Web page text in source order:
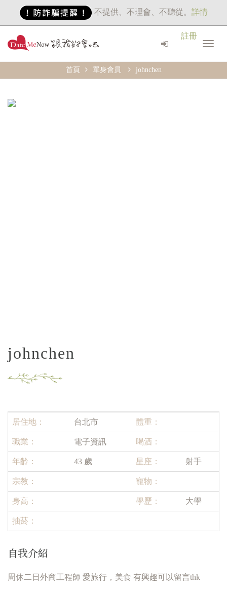
不提供、不理會、不聽從。 詳情
註冊
首頁 單身會員 johnchen
johnchen
居住地： 台北市 體重：
職業： 電子資訊 喝酒：
年齡： 43 歲 星座： 射手
宗教： 寵物：
身高： 學歷： 大學
抽菸：
自我介紹
周休二日外商工程師 愛旅行，美食 有興趣可以留言thk